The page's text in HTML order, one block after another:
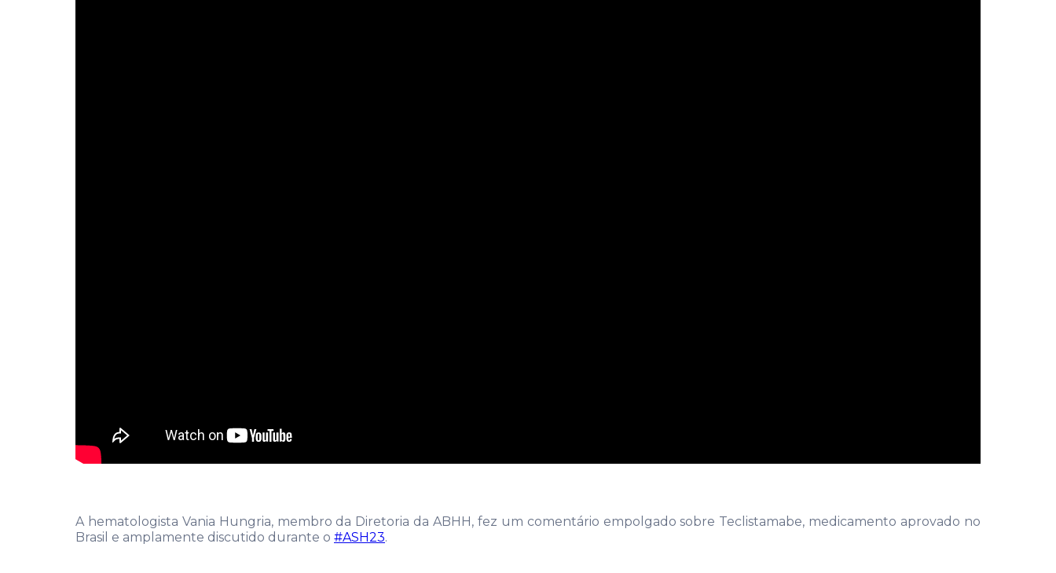
A hematologista Vania Hungria, membro da Diretoria da ABHH, fez um comentário empolgado sobre Teclistamabe, medicamento aprovado no
Brasil e amplamente discutido durante o #ASH23.